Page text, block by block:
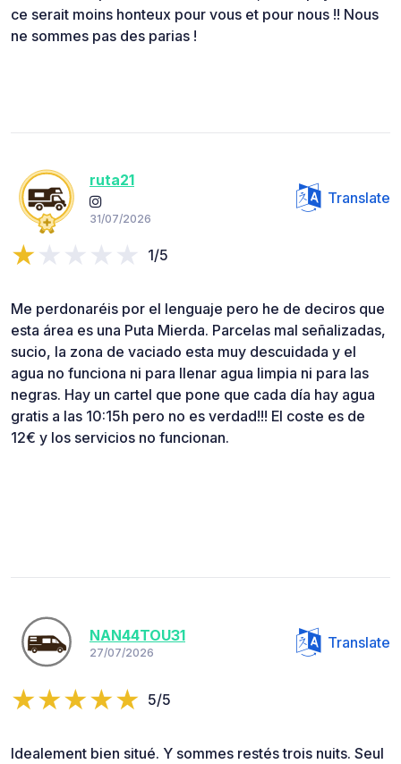
ce serait moins honteux pour vous et pour nous !! Nous
ne sommes pas des parias !
ruta21
31/07/2026
Translate
1/5
Me perdonaréis por el lenguaje pero he de deciros que
esta área es una Puta Mierda. Parcelas mal señalizadas,
sucio, la zona de vaciado esta muy descuidada y el
agua no funciona ni para llenar agua limpia ni para las
negras. Hay un cartel que pone que cada día hay agua
gratis a las 10:15h pero no es verdad!!! El coste es de
12€ y los servicios no funcionan.
NAN44TOU31
27/07/2026
Translate
5/5
Idealement bien situé. Y sommes restés trois nuits. Seul